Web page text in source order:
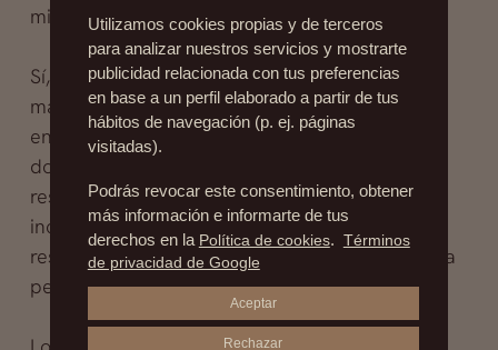
migración de la silicona.
Sí, la experiencia nos ha enseñado que los
materiales no adecuados pueden causar
enormes problemas, y también somos
dolorosamente conscientes de lo difícil que
resulta retirarlos cuando se han movido, o
incluso han infiltrado tejidos circundantes que
resultarán dañados por mucha que sea nuestra
pericia a la hora de eliminarlos.
Utilizamos cookies propias y de terceros
para analizar nuestros servicios y mostrarte
publicidad relacionada con tus preferencias
en base a un perfil elaborado a partir de tus
hábitos de navegación (p. ej. páginas
visitadas).
Podrás revocar este consentimiento, obtener
más información e informarte de tus
derechos en la Política de cookies. Términos
de privacidad de Google
Aceptar
Rechazar